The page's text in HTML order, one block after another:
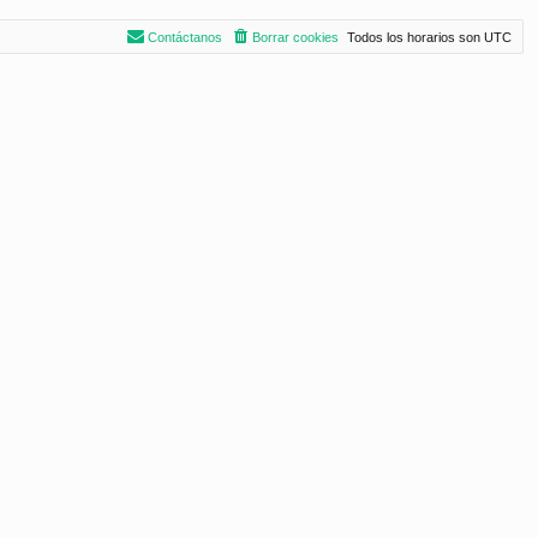
Todos los horarios son UTC
Borrar cookies
Contáctanos